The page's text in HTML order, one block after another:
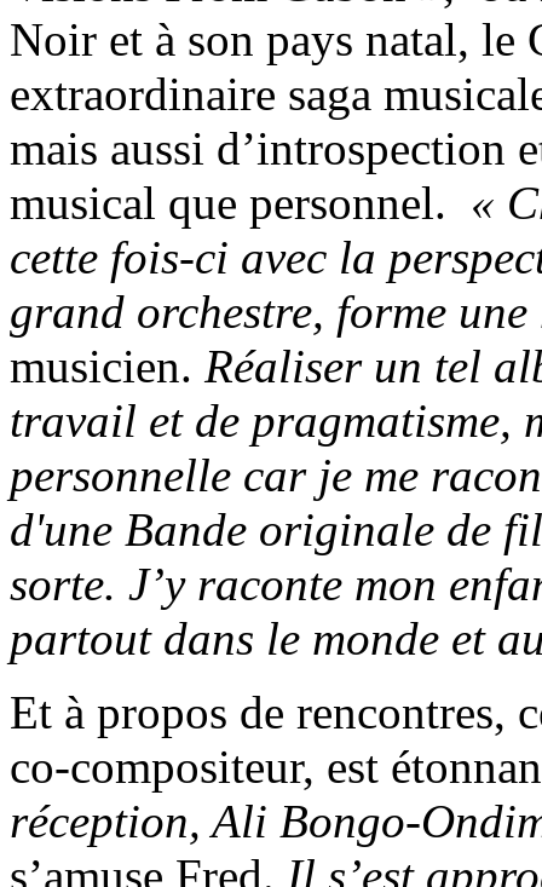
Noir et à son pays natal, le
extraordinaire saga
mais aussi d’introspection
musical que personnel. «
cette fois-ci avec la
grand orchestre, forme
musicien. Réaliser un tel
travail et de pragmatisme,
personnelle car je me
d'une Bande originale de
sorte. J’y raconte mon
partout dans le monde et
Et à propos de rencontres,
co-compositeur, est
réception, Ali Bongo-
s’amuse Fred. Il s’est